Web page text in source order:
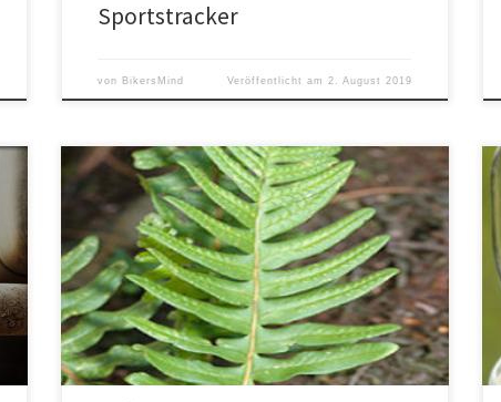
Sportstracker
von BikersMind Veröffentlicht am 2. August 2019
Der Gewöhnliche Tüpfelfarn ist in weiten Teilen
Europas, Nordafrikas und Westasiens heimisch. Die
wintergrüne und